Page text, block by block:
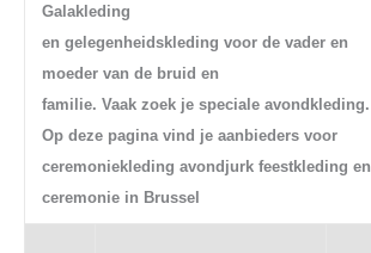
Galakleding
en gelegenheidskleding voor de vader en
moeder van de bruid en
familie. Vaak zoek je speciale avondkleding.
Op deze pagina vind je aanbieders voor
ceremoniekleding avondjurk feestkleding en
ceremonie in Brussel